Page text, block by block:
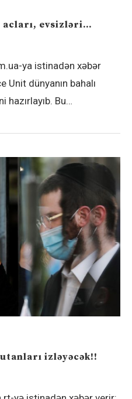
acları, evsizləri…
ya istinadən xəbər
dünyanın bahalı
hazırlayıb. Bu…
izləyəcək!!